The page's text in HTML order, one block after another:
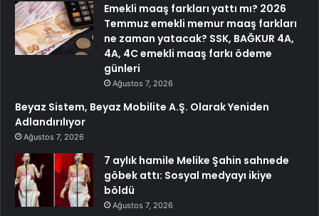
Emekli maaş farkları yattı mı? 2026
Temmuz emekli memur maaş farkları
ne zaman yatacak? SSK, BAĞKUR 4A,
4A, 4C emekli maaş farkı ödeme
günleri
Ağustos 7, 2026
Beyaz Sistem, Beyaz Mobilite A.Ş. Olarak Yeniden
Adlandırılıyor
Ağustos 7, 2026
7 aylık hamile Melike Şahin sahnede
göbek attı: Sosyal medyayı ikiye
böldü
Ağustos 7, 2026